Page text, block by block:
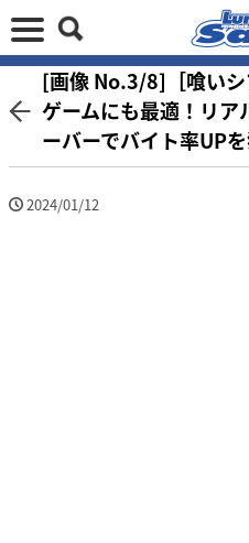
[画像 No.3/8]［喰い
ゲームにも最適！リ
ーバーでバイト率UPを
2024/01/12